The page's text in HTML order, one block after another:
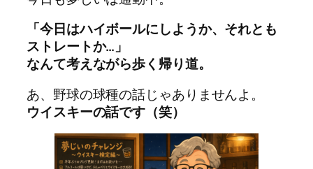
「今日はハイボールにしようか、それとも
ストレートか…」
なんて考えながら歩く帰り道。
あ、野球の球種の話じゃありませんよ。
ウイスキーの話です（笑）